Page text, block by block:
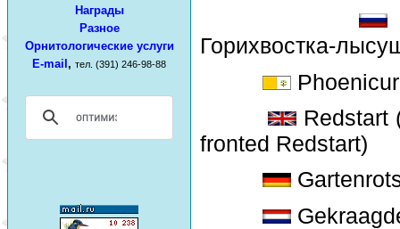
Награды
Разное
Орнитологические услуги
E-mail , тел. (391) 246-98-88
Горихвостка-
Redstart
fronted Redstart)